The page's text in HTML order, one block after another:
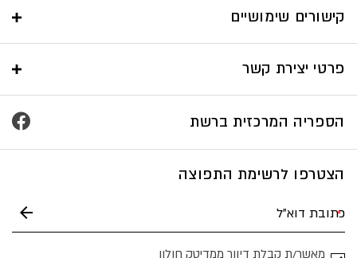
קישורים שימושיים
פרטי יצירת קשר
הצטרפו לרשימת התפוצה
מאשר/ת קבלת דיוור ממדיטק חולון
הספריה המרכזית ברשת